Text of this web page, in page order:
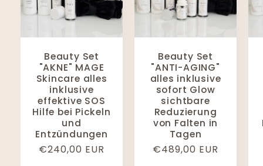
Beauty Set
"AKNE" MAGE
Skincare alles
inklusive
effektive SOS
Hilfe bei Pickeln
und
Entzündungen
Normaler
€240,00 EUR
Beauty Set
"ANTI-AGING"
alles inklusive
sofort Glow
sichtbare
Reduzierung
von Falten in
Tagen
Normaler
€489,00 EUR